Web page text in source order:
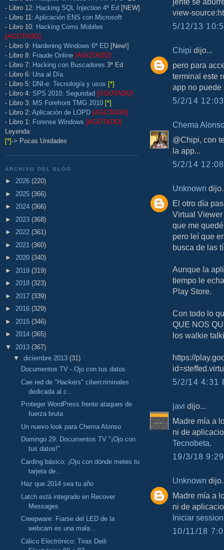
- Libro 12: Hacking SQL Injection 4ª Ed [NEW]
- Libro 11: Aplicación ENS con Microsoft
- Libro 10: Hacking Coms Mobiles
[AGOTADO]
- Libro 9: Hardening Windows 6ª ED [New!]
- Libro 8: Fraude Online [AGOTADO]
- Libro 7: Hacking con Buscadores 3ª Ed
- Libro 6: Una al Día
- Libro 5: DNI-e: Tecnología y usos [*]
- Libro 4: SPS 2010: Seguridad [AGOTADO]
- Libro 3: MS Forefront TMG 2010 [*]
- Libro 2: Aplicación de LOPD [AGOTADO]
- Libro 1: Forense Windows [AGOTADO]
Leyenda:
[*]-> Pocas Unidades
ARCHIVO DEL BLOG
► 2026 (220)
► 2025 (366)
► 2024 (366)
► 2023 (368)
► 2022 (361)
► 2021 (360)
► 2020 (340)
► 2019 (319)
► 2018 (323)
► 2017 (339)
► 2016 (329)
► 2015 (346)
► 2014 (365)
▼ 2013 (367)
▼ diciembre 2013 (31)
Documentos TV - Ojo con tus datos
Cae red de "Hackers" cibercriminales
dedicada al c...
Proteger WordPress frente ataques de
fuerza bruta
Un nuevo look para Chema Alonso
Domingo 29: Documentos TV "¡Ojo con
tus datos!"
Carding básico: ¡Ojo con dónde metes tu
tarjeta de...
Haz que 2014 sea tu año
Latch está integrado en Recover
Messages
Creepware: Fiarse del LED de la
webcam es una mala...
Cálico Electrónico: Tiras Deili
view-
5/12/13
Chipi dijo...
pero para
terminal este
app no puede
5/2/14
Chema
@Chipi, con
la app...
5/2/14
Unknown
El otro día
Virtual
que me
pero leí que
busca de las
Aunque la
tiempo le
Play Store.
Con todo lo
QUE NOS
los walkie
https://
5/2/14 4:31
javi dijo...
Madre mía a
ni de
Tecnobeta.
19/3/18
Unknown
Madre mía a
ni de
Iniciar session
10/11/18